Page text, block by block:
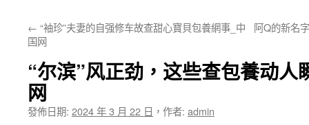
← “袖珍”夫妻的自强修车故查甜心寶貝包養網事_中
国网
阿Q的新名
“尔滨”风正劲，这些查包養动人
网
發佈日期: 2024 年 3 月 22 日 ， 作者: admin